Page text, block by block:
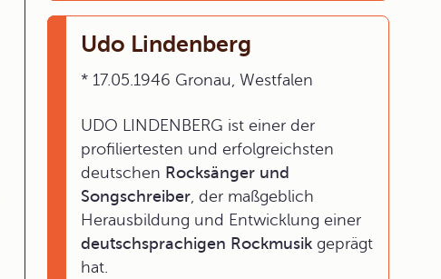
Udo Lindenberg
* 17.05.1946 Gronau, Westfalen
UDO LINDENBERG ist einer der
profiliertesten und erfolgreichsten
deutschen Rocksänger und
Songschreiber, der maßgeblich
Herausbildung und Entwicklung einer
deutschsprachigen Rockmusik geprägt
hat.